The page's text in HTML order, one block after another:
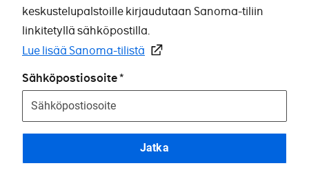
keskustelupalstoille kirjaudutaan Sanoma-tiliin
linkitetyllä sähköpostilla.
Lue lisää Sanoma-tilistä
Sähköpostiosoite
Jatka